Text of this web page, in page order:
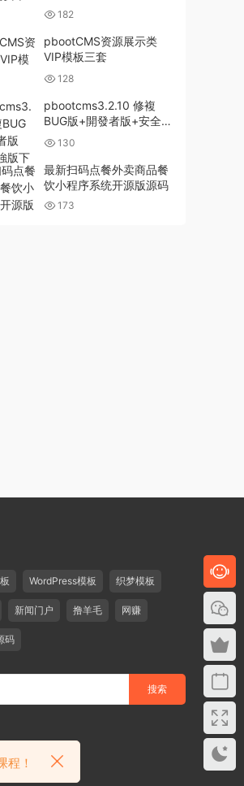
182
pbootCMS资源展示类
VIP模板三套
128
pbootcms3.2.10 修複
BUG版+開發者版+安全加
強版下載
130
最新扫码点餐外卖商品餐
饮小程序系统开源版源码
173
WordPress模板 织梦模板
新闻门户 撸羊毛 网赚
码
程！